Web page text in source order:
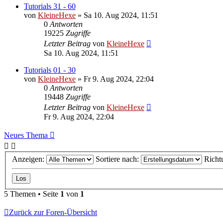
Tutorials 31 - 60
von KleineHexe » Sa 10. Aug 2024, 11:51
0 Antworten
19225 Zugriffe
Letzter Beitrag von KleineHexe
Sa 10. Aug 2024, 11:51
Tutorials 01 - 30
von KleineHexe » Fr 9. Aug 2024, 22:04
0 Antworten
19448 Zugriffe
Letzter Beitrag von KleineHexe
Fr 9. Aug 2024, 22:04
Neues Thema
Anzeigen: Sortiere nach:
5 Themen • Seite 1 von 1
Zurück zur Foren-Übersicht